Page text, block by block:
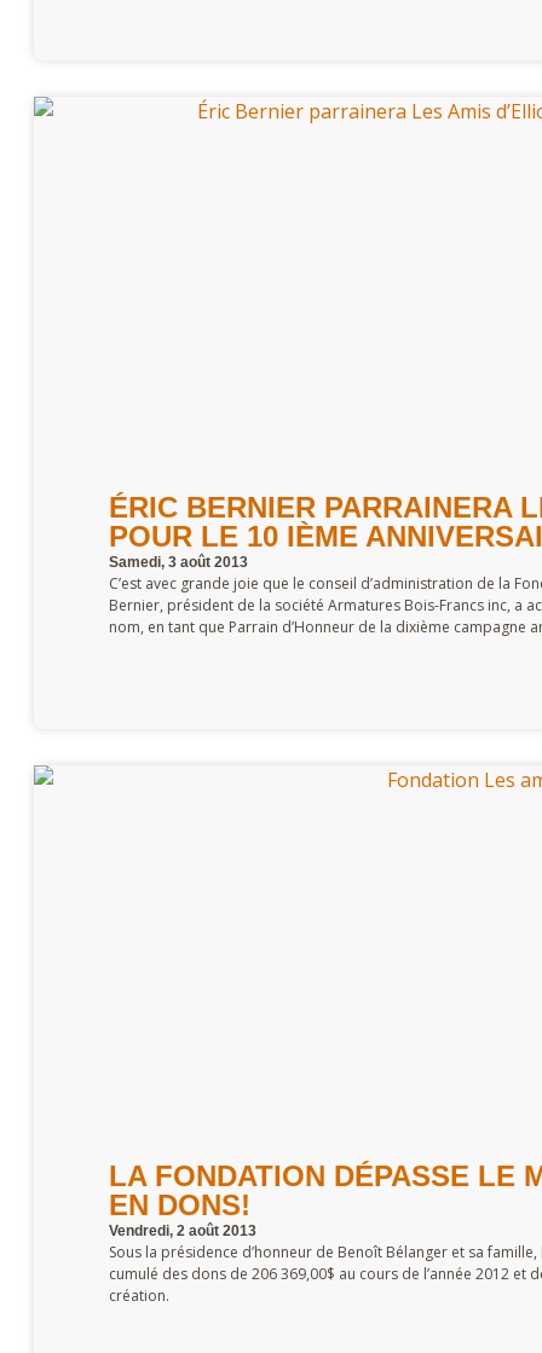
ÉRIC BERNIER PARRAINERA
POUR LE 10 IÈME
Samedi, 3 août 2013
C’est avec grande joie que le conseil d’administration de la
Bernier, président de la société Armatures Bois-Francs inc, a
nom, en tant que Parrain d’Honneur de la dixième campagne
LA FONDATION DÉPASSE LE
EN DONS!
Vendredi, 2 août 2013
Sous la présidence d’honneur de Benoît Bélanger et sa
cumulé des dons de 206 369,00$ au cours de l’année 2012
création.